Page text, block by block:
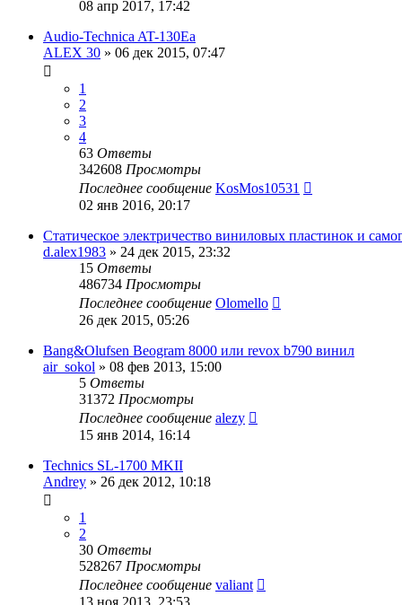
08 апр 2017, 17:42
Audio-Technica AT-130Ea
ALEX 30 » 06 дек 2015, 07:47
1
2
3
4
63 Ответы
342608 Просмотры
Последнее сообщение KosMos10531
02 янв 2016, 20:17
Статическое электричество виниловых пластинок и
d.alex1983 » 24 дек 2015, 23:32
15 Ответы
486734 Просмотры
Последнее сообщение Olomello
26 дек 2015, 05:26
Bang&Olufsen Beogram 8000 или revox b790 винил
air_sokol » 08 фев 2013, 15:00
5 Ответы
31372 Просмотры
Последнее сообщение alezy
15 янв 2014, 16:14
Technics SL-1700 MKII
Andrey » 26 дек 2012, 10:18
1
2
30 Ответы
528267 Просмотры
Последнее сообщение valiant
13 ноя 2013, 23:53